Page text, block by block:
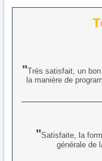
Très satisfait, un
la manière de
Satisfaite, la
générale de